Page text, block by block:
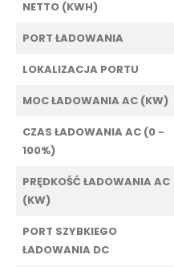
NETTO (KWH)
PORT ŁADOWANIA
LOKALIZACJA PORTU
MOC ŁADOWANIA AC (KW)
CZAS ŁADOWANIA AC (0 -
100%)
PRĘDKOŚĆ ŁADOWANIA AC
(KW)
PORT SZYBKIEGO
ŁADOWANIA DC